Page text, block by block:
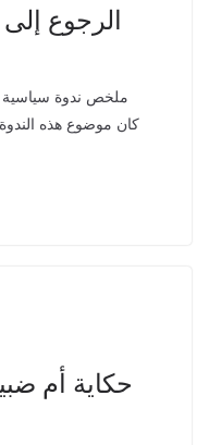
الرجوع
حكاية أم